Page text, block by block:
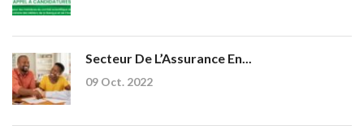
Secteur De L’Assurance En...
09 Oct. 2022